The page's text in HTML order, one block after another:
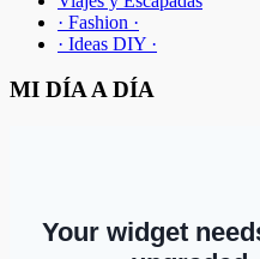
· Fashion ·
· Ideas DIY ·
MI DÍA A DÍA